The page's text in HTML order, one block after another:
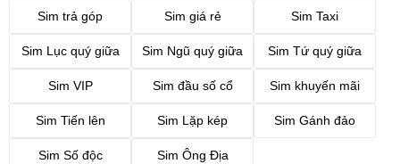
Sim trả góp Sim giá rẻ Sim Taxi
Sim Lục quý giữa Sim Ngũ quý giữa Sim Tứ quý giữa
Sim VIP Sim đầu số cổ Sim khuyến mãi
Sim Tiến lên Sim Lặp kép Sim Gánh đảo
Sim Số độc Sim Ông Địa